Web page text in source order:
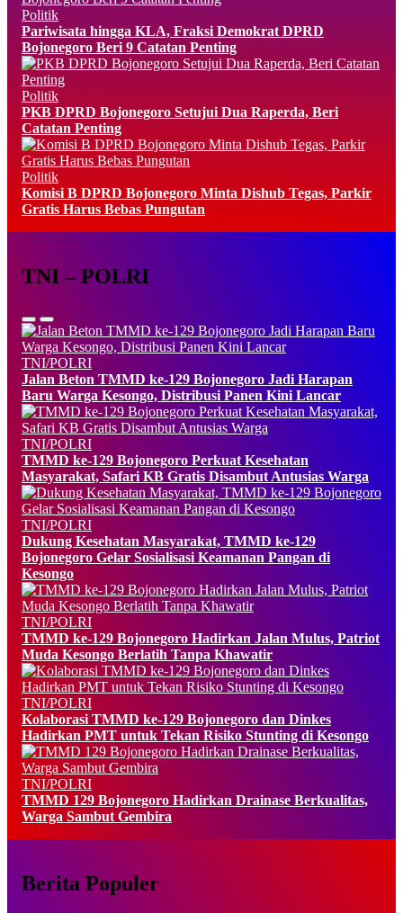
Politik
Pariwisata hingga KLA, Fraksi Demokrat DPRD
Bojonegoro Beri 9 Catatan Penting
Politik
PKB DPRD Bojonegoro Setujui Dua Raperda, Beri
Catatan Penting
Politik
Komisi B DPRD Bojonegoro Minta Dishub Tegas, Parkir
Gratis Harus Bebas Pungutan
TNI – POLRI
TNI/POLRI
Jalan Beton TMMD ke-129 Bojonegoro Jadi Harapan
Baru Warga Kesongo, Distribusi Panen Kini Lancar
TNI/POLRI
TMMD ke-129 Bojonegoro Perkuat Kesehatan
Masyarakat, Safari KB Gratis Disambut Antusias Warga
TNI/POLRI
Dukung Kesehatan Masyarakat, TMMD ke-129
Bojonegoro Gelar Sosialisasi Keamanan Pangan di
Kesongo
TNI/POLRI
TMMD ke-129 Bojonegoro Hadirkan Jalan Mulus, Patriot
Muda Kesongo Berlatih Tanpa Khawatir
TNI/POLRI
Kolaborasi TMMD ke-129 Bojonegoro dan Dinkes
Hadirkan PMT untuk Tekan Risiko Stunting di Kesongo
TNI/POLRI
TMMD 129 Bojonegoro Hadirkan Drainase Berkualitas,
Warga Sambut Gembira
Berita Populer